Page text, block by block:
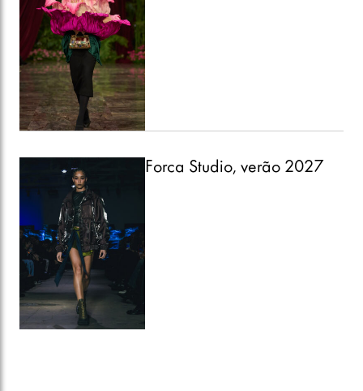
Forca Studio, verão 2027